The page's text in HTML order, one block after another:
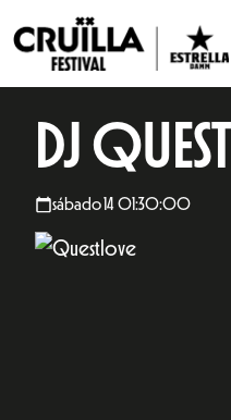
DJ
sábado 14 01:30:00